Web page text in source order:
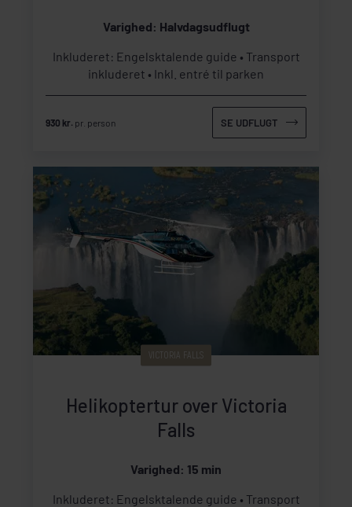
Varighed: Halvdagsudflugt
Inkluderet: Engelsktalende guide
Transport
inkluderet
Inkl. entré til parken
930 kr. pr. person SE UDFLUGT
VICTORIA FALLS
Helikoptertur over Victoria
Falls
Varighed: 15 min
Inkluderet: Engelsktalende guide
Transport